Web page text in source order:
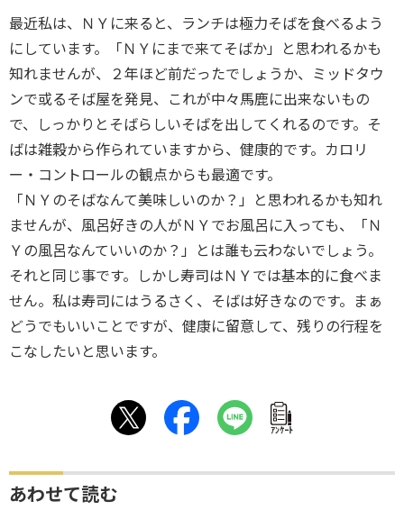
最近私は、ＮＹに来ると、ランチは極力そばを食べるよう
にしています。「ＮＹにまで来てそばか」と思われるかも
知れませんが、２年ほど前だったでしょうか、ミッドタウ
ンで或るそば屋を発見、これが中々馬鹿に出来ないもの
で、しっかりとそばらしいそばを出してくれるのです。そ
ばは雑穀から作られていますから、健康的です。カロリ
ー・コントロールの観点からも最適です。
「ＮＹのそばなんて美味しいのか？」と思われるかも知れ
ませんが、風呂好きの人がＮＹでお風呂に入っても、「Ｎ
Ｙの風呂なんていいのか？」とは誰も云わないでしょう。
それと同じ事です。しかし寿司はＮＹでは基本的に食べま
せん。私は寿司にはうるさく、そばは好きなのです。まぁ
どうでもいいことですが、健康に留意して、残りの行程を
こなしたいと思います。
ｱﾝｹｰﾄ
あわせて読む